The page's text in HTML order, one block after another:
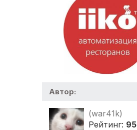
Автор:
(war41k)
Рейтинг: